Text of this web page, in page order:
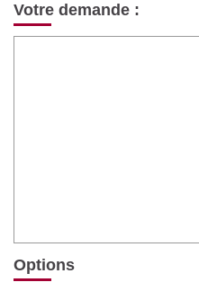
Votre demande :
Options